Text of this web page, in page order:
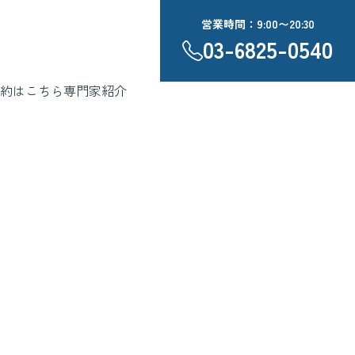
はこちら専門家紹介
営業時間：9:00〜20:30
03-6825-0540